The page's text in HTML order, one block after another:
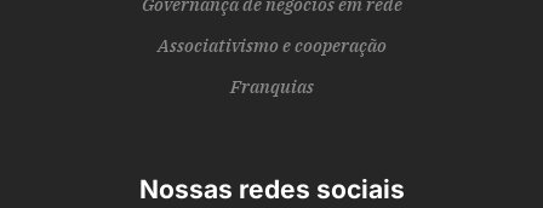
Associativismo e cooperação
Franquias
Nossas redes sociais